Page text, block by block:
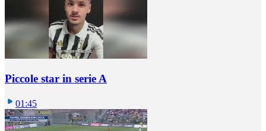
Piccole star in serie A
01:45